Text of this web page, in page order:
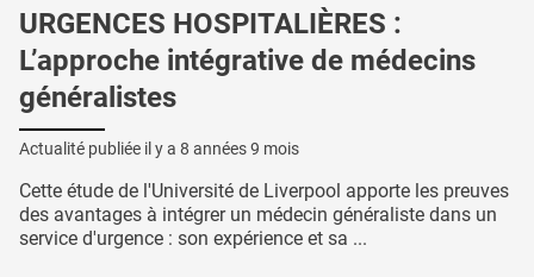
URGENCES HOSPITALIÈRES :
L’approche intégrative de médecins
généralistes
Actualité publiée il y a 8 années 9 mois
Cette étude de l'Université de Liverpool apporte les preuves
des avantages à intégrer un médecin généraliste dans un
service d'urgence : son expérience et sa ...